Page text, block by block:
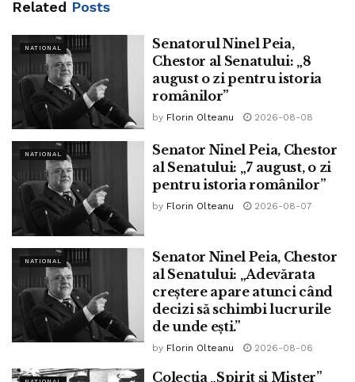
România și Bulgaria”
Tags: ninel peia
Related Posts
NATIONAL
Senatorul Ninel Peia,
Chestor al Senatului: „8
august o zi pentru istoria
românilor”
by Florin Olteanu 2026-08-08
NATIONAL
Senator Ninel Peia, Chestor
al Senatului: „7 august, o zi
pentru istoria românilor”
by Florin Olteanu 2026-08-07
NATIONAL
Senator Ninel Peia, Chestor
al Senatului: „Adevărata
creștere apare atunci când
decizi să schimbi lucrurile
de unde ești.”
by Florin Olteanu 2026-08-06
Colecția „Spirit și Mister”